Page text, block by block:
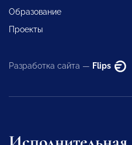
Образование
Проекты
Разработка сайта — Flips